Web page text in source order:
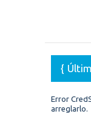
Error
arreglarlo.